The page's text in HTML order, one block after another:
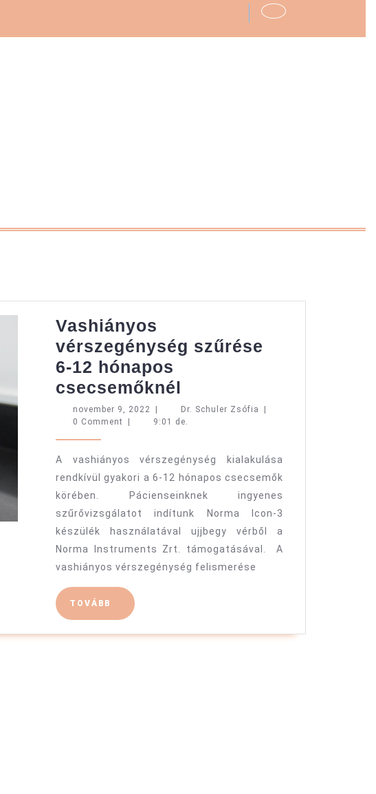
Vashiányos
vérszegénység szűrése
6-12 hónapos
csecsemőknél
vérszegénység
szűrése
12
hónapos
csecsemőknél
november 9, 2022 november
9,
Dr. Schuler Zsófia Dr.
0 Comment
9:01 de.
A vashiányos vérszegénység kialakulása
rendkívül gyakori a 6-12 hónapos csecsemők
körében. Pácienseinknek ingyenes
szűrővizsgálatot indítunk Norma Icon-3
készülék használatával ujjbegy vérből a
Norma Instruments Zrt. támogatásával. A
vashiányos vérszegénység felismerése
TOVÁBB TOVÁBB